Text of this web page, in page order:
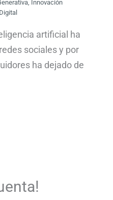
Innovación
artificial ha
sociales y por
ha dejado de